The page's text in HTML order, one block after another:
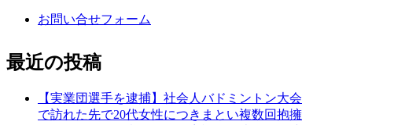
お問い合せフォーム
最近の投稿
【実業団選手を逮捕】社会人バドミントン大会
で訪れた先で20代女性につきまとい複数回抱擁